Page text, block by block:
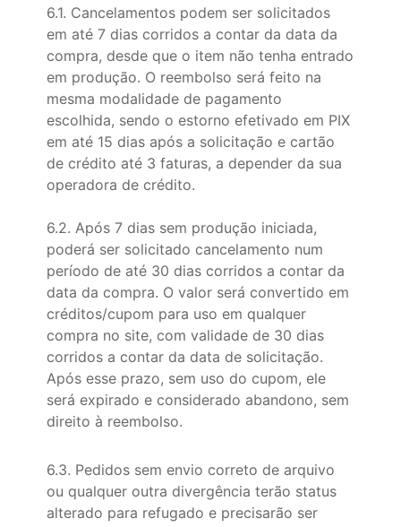
6.1. Cancelamentos podem ser solicitados
em até 7 dias corridos a contar da data da
compra, desde que o item não tenha entrado
em produção. O reembolso será feito na
mesma modalidade de pagamento
escolhida, sendo o estorno efetivado em PIX
em até 15 dias após a solicitação e cartão
de crédito até 3 faturas, a depender da sua
operadora de crédito.
6.2. Após 7 dias sem produção iniciada,
poderá ser solicitado cancelamento num
período de até 30 dias corridos a contar da
data da compra. O valor será convertido em
créditos/cupom para uso em qualquer
compra no site, com validade de 30 dias
corridos a contar da data de solicitação.
Após esse prazo, sem uso do cupom, ele
será expirado e considerado abandono, sem
direito à reembolso.
6.3. Pedidos sem envio correto de arquivo
ou qualquer outra divergência terão status
alterado para refugado e precisarão ser